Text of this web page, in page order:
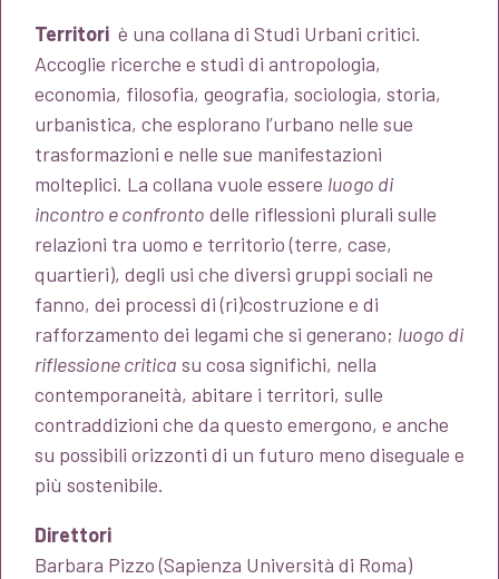
Territori è una collana di Studi Urbani critici.
Accoglie ricerche e studi di antropologia,
economia, filosofia, geografia, sociologia, storia,
urbanistica, che esplorano l’urbano nelle sue
trasformazioni e nelle sue manifestazioni
molteplici. La collana vuole essere luogo di
incontro e confronto delle riflessioni plurali sulle
relazioni tra uomo e territorio (terre, case,
quartieri), degli usi che diversi gruppi sociali ne
fanno, dei processi di (ri)costruzione e di
rafforzamento dei legami che si generano; luogo di
riflessione critica su cosa significhi, nella
contemporaneità, abitare i territori, sulle
contraddizioni che da questo emergono, e anche
su possibili orizzonti di un futuro meno diseguale e
più sostenibile.
Direttori
Barbara Pizzo (Sapienza Università di Roma)